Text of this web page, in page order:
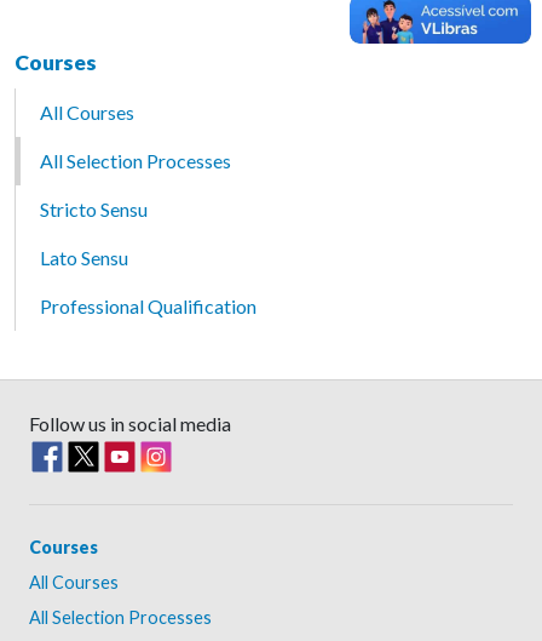
Courses
All Courses
All Selection Processes
Stricto Sensu
Lato Sensu
Professional Qualification
Follow us in social media
Courses
All Courses
All Selection Processes